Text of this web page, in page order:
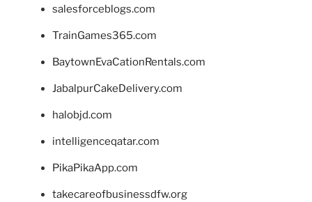
salesforceblogs.com
TrainGames365.com
BaytownEvaCationRentals.com
JabalpurCakeDelivery.com
halobjd.com
intelligenceqatar.com
PikaPikaApp.com
takecareofbusinessdfw.org